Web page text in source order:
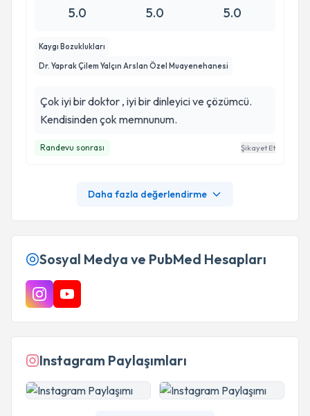
5.0 5.0 5.0
Kaygı Bozuklukları
Dr. Yaprak Çilem Yalçın Arslan Özel Muayenehanesi
Çok iyi bir doktor , iyi bir dinleyici ve çözümcü.
Kendisinden çok memnunum.
Randevu sonrası Şikayet Et
Daha fazla değerlendirme
Sosyal Medya ve PubMed Hesapları
Instagram Paylaşımları